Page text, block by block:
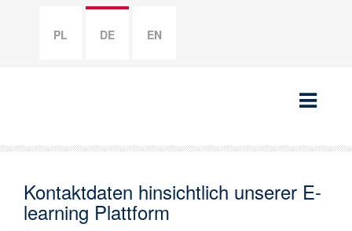
PL DE EN
Kontaktdaten hinsichtlich unserer E-
learning Plattform